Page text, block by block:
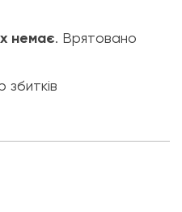
немає. Врятовано
збитків